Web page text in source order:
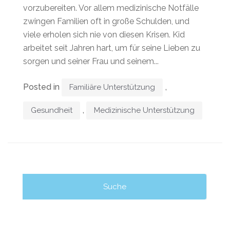
vorzubereiten. Vor allem medizinische Notfälle
zwingen Familien oft in große Schulden, und
viele erholen sich nie von diesen Krisen. Kid
arbeitet seit Jahren hart, um für seine Lieben zu
sorgen und seiner Frau und seinem...
Posted in Familiäre Unterstützung ,
Gesundheit , Medizinische Unterstützung